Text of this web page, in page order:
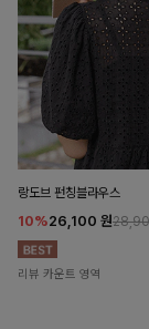
랑도브 펀칭블라우스
10%26,100 원
리뷰 카운트 영역